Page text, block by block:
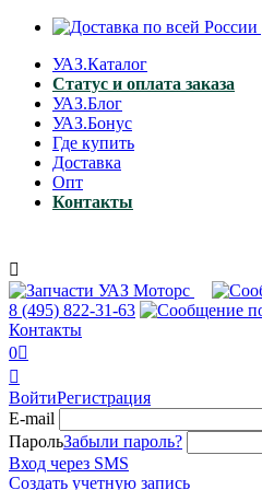
УАЗ.Каталог
Статус и оплата заказа
УАЗ.Блог
УАЗ.Бонус
Где купить
Доставка
Опт
Контакты

8 (495) 822-31-63
Контакты
0

ВойтиРегистрация
E-mail
ПарольЗабыли пароль?
Вход через SMS
Создать учетную запись